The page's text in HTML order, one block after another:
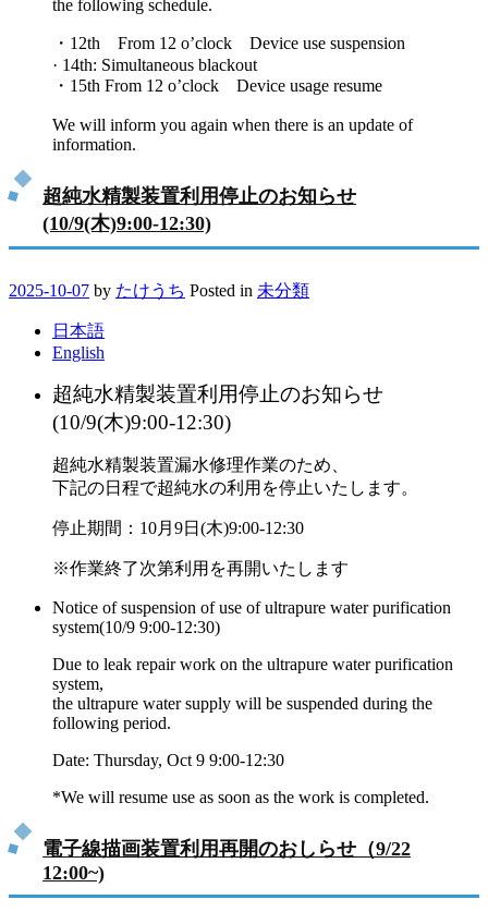
the following schedule.
・12th From 12 o’clock Device use suspension
· 14th: Simultaneous blackout
・15th From 12 o’clock Device usage resume
We will inform you again when there is an update of
information.
超純水精製装置利用停止のお知らせ
(10/9(木)9:00-12:30)
2025-10-07 by たけうち Posted in 未分類
日本語
English
超純水精製装置利用停止のお知らせ
(10/9(木)9:00-12:30)
超純水精製装置漏水修理作業のため、
下記の日程で超純水の利用を停止いたします。
停止期間：10月9日(木)9:00-12:30
※作業終了次第利用を再開いたします
Notice of suspension of use of ultrapure water purification
system(10/9 9:00-12:30)
Due to leak repair work on the ultrapure water purification
system,
the ultrapure water supply will be suspended during the
following period.
Date: Thursday, Oct 9 9:00-12:30
*We will resume use as soon as the work is completed.
電子線描画装置利用再開のおしらせ（9/22
12:00~)